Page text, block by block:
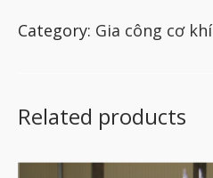
Category: Gia công cơ khí
Related products